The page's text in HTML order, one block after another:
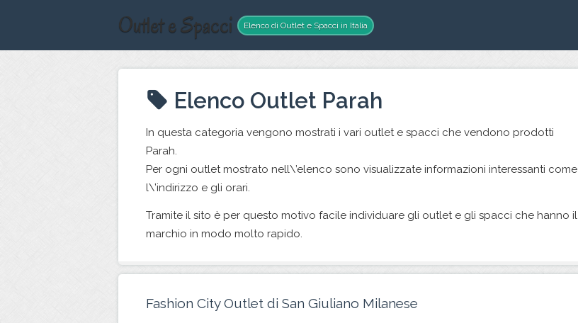
Outlet e Spacci Elenco di Outlet e Spacci in Italia
Elenco Outlet Parah
In questa categoria vengono mostrati i vari outlet e spacci che vendono prodotti
Parah.
Per ogni outlet mostrato nell\’elenco sono visualizzate informazioni interessanti come
l\’indirizzo e gli orari.
Tramite il sito è per questo motivo facile individuare gli outlet e gli spacci che hanno il
marchio in modo molto rapido.
Fashion City Outlet di San Giuliano Milanese